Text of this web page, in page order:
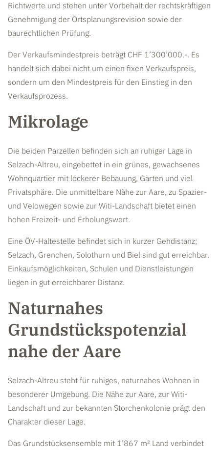
Richtwerte und stehen unter Vorbehalt der rechtskräftigen
Genehmigung der Ortsplanungsrevision sowie der
baurechtlichen Prüfung.
Der Verkaufsmindestpreis beträgt CHF 1’300’000.-. Es
handelt sich dabei nicht um einen fixen Verkaufspreis,
sondern um den Mindestpreis für den Einstieg in den
Verkaufsprozess.
Mikrolage
Die beiden Parzellen befinden sich an ruhiger Lage in
Selzach-Altreu, eingebettet in ein grünes, gewachsenes
Wohnquartier mit lockerer Bebauung, Gärten und viel
Privatsphäre. Die unmittelbare Nähe zur Aare, zu Spazier-
und Velowegen sowie zur Witi-Landschaft bietet einen
hohen Freizeit- und Erholungswert.
Eine ÖV-Haltestelle befindet sich in kurzer Gehdistanz;
Selzach, Grenchen, Solothurn und Biel sind gut erreichbar.
Einkaufsmöglichkeiten, Schulen und Dienstleistungen
liegen in gut erreichbarer Distanz.
Naturnahes
Grundstückspotenzial
nahe der Aare
Selzach-Altreu steht für ruhiges, naturnahes Wohnen in
besonderer Umgebung. Die Nähe zur Aare, zur Witi-
Landschaft und zur bekannten Storchenkolonie prägt den
Charakter dieser Lage.
Das Grundstücksensemble mit 1’867 m² Land verbindet